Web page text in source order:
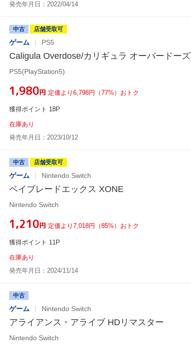
発売年月日：2022/04/14
中古 店舗受取可
ゲーム PS5
Caligula Overdose/カリギュラ オーバードーズ
PS5(PlayStation5)
¥1,980円 定価より6,798円（77%）おトク
獲得ポイント 18P
在庫あり
発売年月日：2023/10/12
中古 店舗受取可
ゲーム Nintendo Switch
ベイブレードエックス XONE
Nintendo Switch
¥1,210円 定価より7,018円（85%）おトク
獲得ポイント 11P
在庫あり
発売年月日：2024/11/14
中古
ゲーム Nintendo Switch
アライアンス・アライブ HDリマスター
Nintendo Switch